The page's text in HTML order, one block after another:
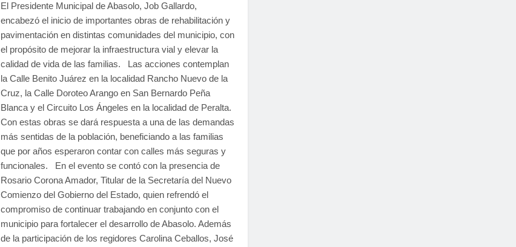
El Presidente Municipal de Abasolo, Job Gallardo,
encabezó el inicio de importantes obras de rehabilitación y
pavimentación en distintas comunidades del municipio, con
el propósito de mejorar la infraestructura vial y elevar la
calidad de vida de las familias. Las acciones contemplan
la Calle Benito Juárez en la localidad Rancho Nuevo de la
Cruz, la Calle Doroteo Arango en San Bernardo Peña
Blanca y el Circuito Los Ángeles en la localidad de Peralta.
Con estas obras se dará respuesta a una de las demandas
más sentidas de la población, beneficiando a las familias
que por años esperaron contar con calles más seguras y
funcionales. En el evento se contó con la presencia de
Rosario Corona Amador, Titular de la Secretaría del Nuevo
Comienzo del Gobierno del Estado, quien refrendó el
compromiso de continuar trabajando en conjunto con el
municipio para fortalecer el desarrollo de Abasolo. Además
de la participación de los regidores Carolina Ceballos, José